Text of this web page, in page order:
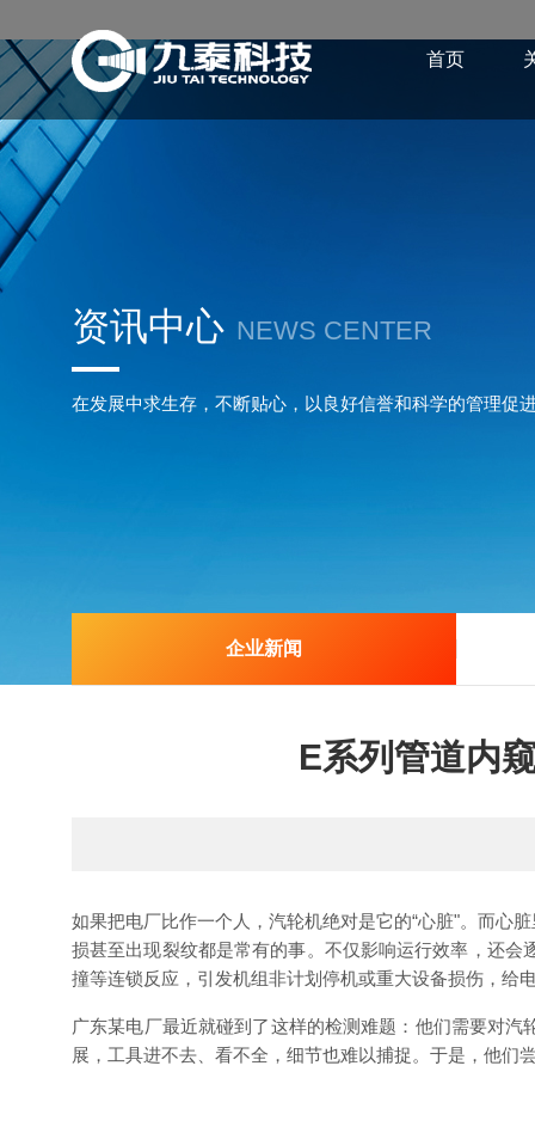
首页
资讯中心 NEWS CENTER
在发展中求生存，不断贴心，以良好信誉和科学的管理促
企业新闻
E系列管道内
如果把电厂比作一个人，汽轮机绝对是它的“心脏"。而心
损甚至出现裂纹都是常有的事。 不仅影响运行效率，还会
撞等连锁反应，引发机组非计划停机或重大设备损伤，给
广东某电厂最近就碰到了这样的检测难题：他们需要对
展，工具进不去、看不全，细节也难以捕捉。于是，他们